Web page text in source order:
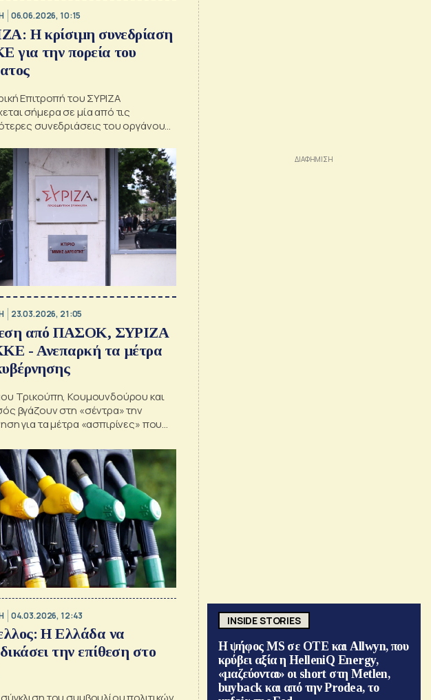
06.06.2026, 10:15
Η κρίσιμη συνεδρίαση
για την πορεία του
Επιτροπή του ΣΥΡΙΖΑ
σήμερα σε μία από τις
συνεδριάσεις του οργάνου
23.03.2026, 21:05
από ΠΑΣΟΚ, ΣΥΡΙΖΑ
- Ανεπαρκή τα μέτρα
Τρικούπη, Κουμουνδούρου και
βγάζουν στη «σέντρα» την
για τα μέτρα «ασπιρίνες» που
στα καύσιμα.
04.03.2026, 12:43
Η Ελλάδα να
την επίθεση στο
INSIDE STORIES
Η ψήφος MS σε ΟΤΕ και Allwyn, που
κρύβει αξία η HelleniQ Energy,
«μαζεύονται» οι short στη Metlen,
buyback και από την Prodea, το